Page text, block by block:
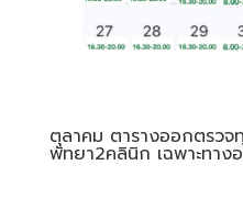
ตุลาคม ตารางออกตร
พัทยา2คลินิก เฉพาะทาง